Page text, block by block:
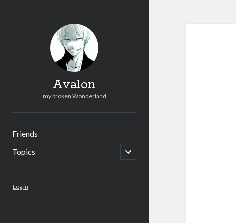
Avalon
my broken Wonderland
Friends
Topics
open
child
Log in